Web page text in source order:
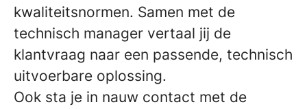
kwaliteitsnormen. Samen met de
technisch manager vertaal jij de
klantvraag naar een passende, technisch
uitvoerbare oplossing.
Ook sta je in nauw contact met de